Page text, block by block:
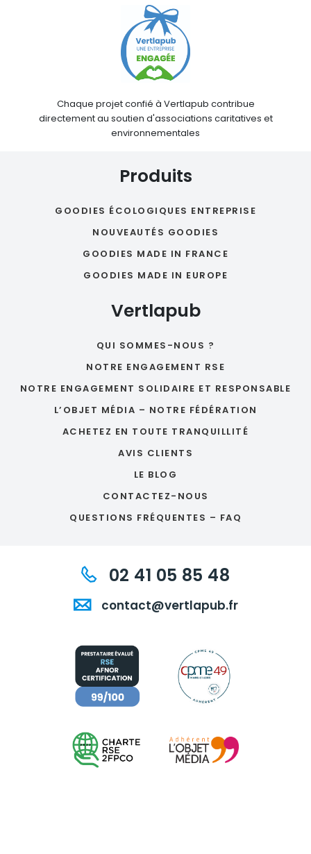
Chaque projet confié à Vertlapub contribue
directement au soutien d'associations caritatives et
environnementales
Produits
GOODIES ÉCOLOGIQUES ENTREPRISE
NOUVEAUTÉS GOODIES
GOODIES MADE IN FRANCE
GOODIES MADE IN EUROPE
Vertlapub
QUI SOMMES-NOUS ?
NOTRE ENGAGEMENT RSE
NOTRE ENGAGEMENT SOLIDAIRE ET RESPONSABLE
L’OBJET MÉDIA – NOTRE FÉDÉRATION
ACHETEZ EN TOUTE TRANQUILLITÉ
AVIS CLIENTS
LE BLOG
CONTACTEZ-NOUS
QUESTIONS FRÉQUENTES – FAQ
02 41 05 85 48
contact@vertlapub.fr